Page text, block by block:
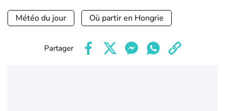
Météo du jour Où partir en Hongrie
Partager